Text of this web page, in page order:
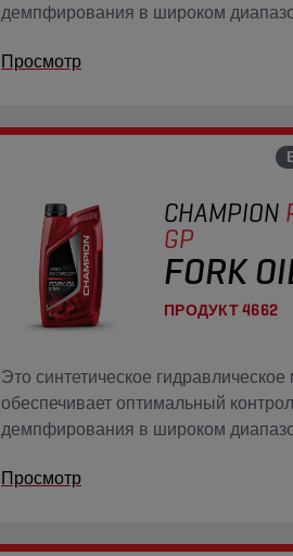
демпфирования в широком
эластомерами с антикоррозийными и
Просмотр
CHAMPION
GP
FORK
ПРОДУКТ4662
Это синтетическое
обеспечивает оптимальный
демпфирования в широком
эластомерами с антикоррозийными и
Просмотр